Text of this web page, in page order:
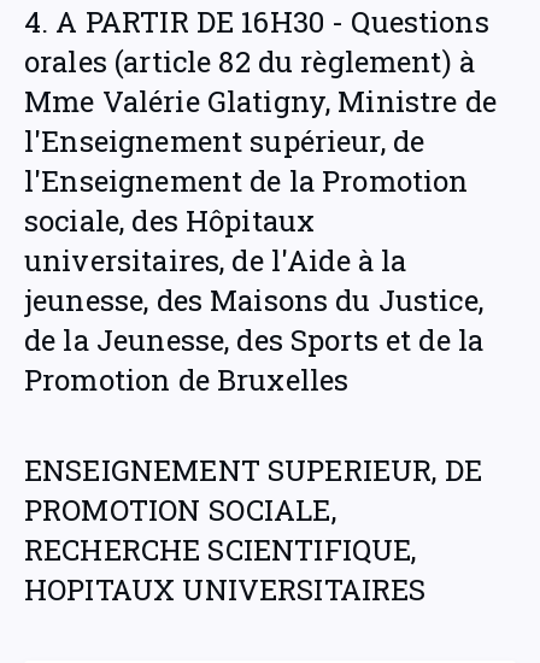
4. A PARTIR DE 16H30 - Questions
orales (article 82 du règlement) à
Mme Valérie Glatigny, Ministre de
l'Enseignement supérieur, de
l'Enseignement de la Promotion
sociale, des Hôpitaux
universitaires, de l'Aide à la
jeunesse, des Maisons du Justice,
de la Jeunesse, des Sports et de la
Promotion de Bruxelles
ENSEIGNEMENT SUPERIEUR, DE
PROMOTION SOCIALE,
RECHERCHE SCIENTIFIQUE,
HOPITAUX UNIVERSITAIRES